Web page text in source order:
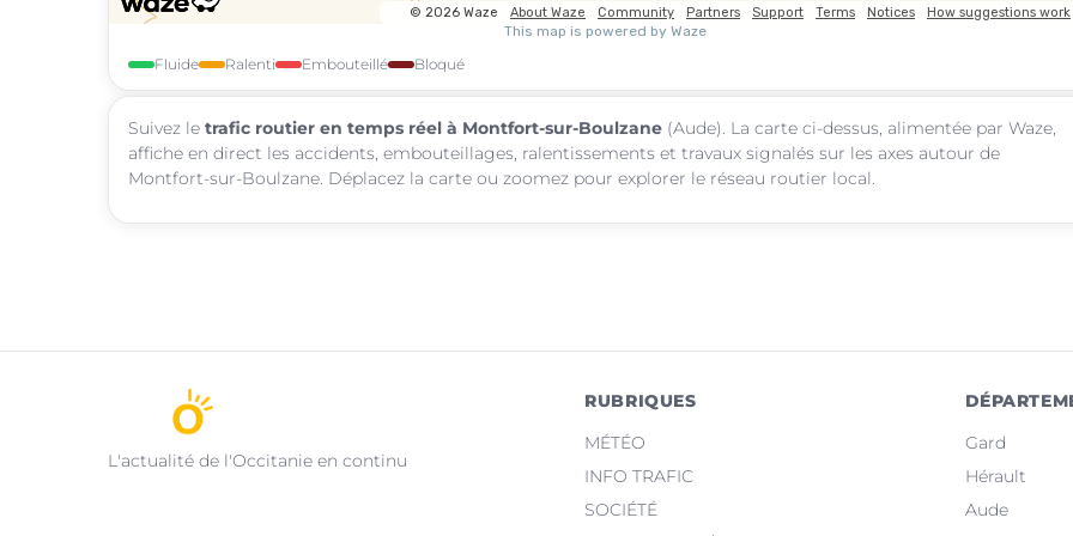
Fluide Ralenti Embouteillé Bloqué
Suivez le trafic routier en temps réel à Montfort-sur-Boulzane (Aude). La carte ci-dessus, alimentée par Waze,
affiche en direct les accidents, embouteillages, ralentissements et travaux signalés sur les axes autour de
Montfort-sur-Boulzane. Déplacez la carte ou zoomez pour explorer le réseau routier local.
L'actualité de l'Occitanie en continu
RUBRIQUES
MÉTÉO
INFO TRAFIC
SOCIÉTÉ
Gard
Hérault
Aude